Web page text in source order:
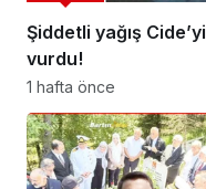
Şiddetli yağış Cide’yi
vurdu!
1 hafta önce